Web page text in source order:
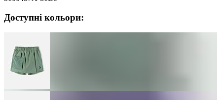
Доступні кольори: